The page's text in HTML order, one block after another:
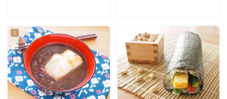
お弁当
漬物・ピクルス・保存食・発酵食品